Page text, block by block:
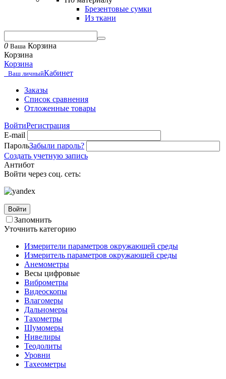
Брезентовые сумки
Из ткани
0 Ваша Корзина
Корзина
Корзина
Ваш личныйКабинет
Заказы
Список сравнения
Отложенные товары
ВойтиРегистрация
E-mail
ПарольЗабыли пароль?
Создать учетную запись
Антибот
Войти через соц. сеть:
Войти
Запомнить
Уточнить категорию
Измерители параметров окружающей среды
Измеритель параметров окружающей среды
Анемометры
Весы цифровые
Виброметры
Видеоскопы
Влагомеры
Дальномеры
Тахометры
Шумомеры
Нивелиры
Теодолиты
Уровни
Тахеометры